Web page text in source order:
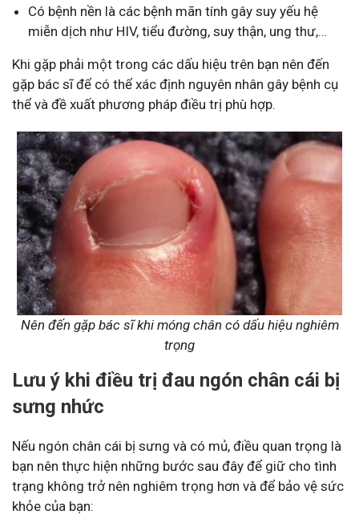
Có bệnh nền là các bệnh mãn tính gây suy yếu hệ
miễn dịch như HIV, tiểu đường, suy thận, ung thư,…
Khi gặp phải một trong các dấu hiệu trên bạn nên đến
gặp bác sĩ để có thể xác định nguyên nhân gây bệnh cụ
thể và đề xuất phương pháp điều trị phù hợp.
Nên đến gặp bác sĩ khi móng chân có dấu hiệu nghiêm
trọng
Lưu ý khi điều trị đau ngón chân cái bị
sưng nhức
Nếu ngón chân cái bị sưng và có mủ, điều quan trọng là
bạn nên thực hiện những bước sau đây để giữ cho tình
trạng không trở nên nghiêm trọng hơn và để bảo vệ sức
khỏe của bạn: